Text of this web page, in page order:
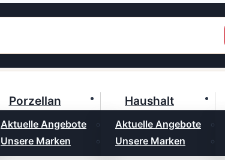
Porzellan
Aktuelle Angebote
Unsere Marken
Haushalt
Aktuelle Angebote
Unsere Marken